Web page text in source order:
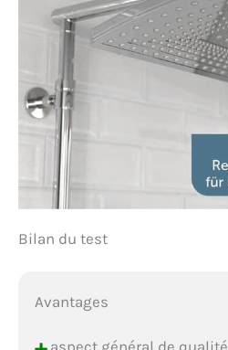
Bilan du test
Avantages
aspect général de qualité